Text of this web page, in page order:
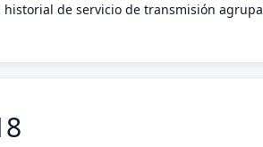
de servicio de transmisión